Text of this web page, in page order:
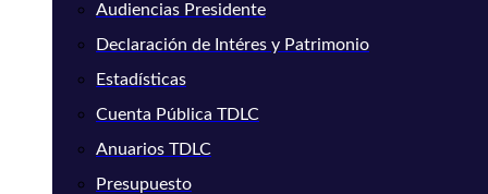
Audiencias Presidente
Declaración de Intéres y Patrimonio
Estadísticas
Cuenta Pública TDLC
Anuarios TDLC
Presupuesto